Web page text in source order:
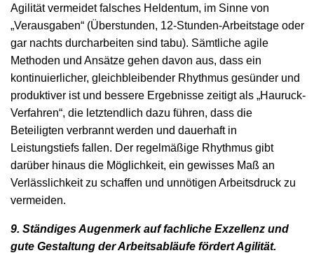
Agilität vermeidet falsches Heldentum, im Sinne von
„Verausgaben“ (Überstunden, 12-Stunden-Arbeitstage oder
gar nachts durcharbeiten sind tabu). Sämtliche agile
Methoden und Ansätze gehen davon aus, dass ein
kontinuierlicher, gleichbleibender Rhythmus gesünder und
produktiver ist und bessere Ergebnisse zeitigt als „Hauruck-
Verfahren“, die letztendlich dazu führen, dass die
Beteiligten verbrannt werden und dauerhaft in
Leistungstiefs fallen. Der regelmäßige Rhythmus gibt
darüber hinaus die Möglichkeit, ein gewisses Maß an
Verlässlichkeit zu schaffen und unnötigen Arbeitsdruck zu
vermeiden.
9. Ständiges Augenmerk auf fachliche Exzellenz und
gute Gestaltung der Arbeitsabläufe fördert Agilität.